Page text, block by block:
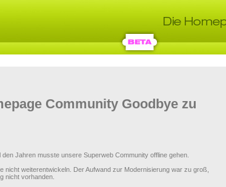
Community Goodbye zu
Jahren musste unsere Superweb Community offline gehen.
nicht weiterentwickeln. Der Aufwand zur Modernisierung war zu groß,
nicht vorhanden.